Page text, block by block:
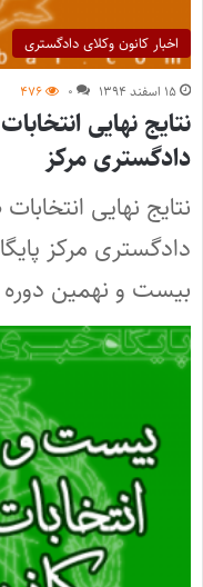
اخبار کانون وکلای دادگستری
۱۵ اسفند ۱۳۹۴ ۰ ۴۷۶
نتایج نهایی
دادگستری مرکز
نتایج نهایی
دادگستری مرکز
بیست و نهمین دوره